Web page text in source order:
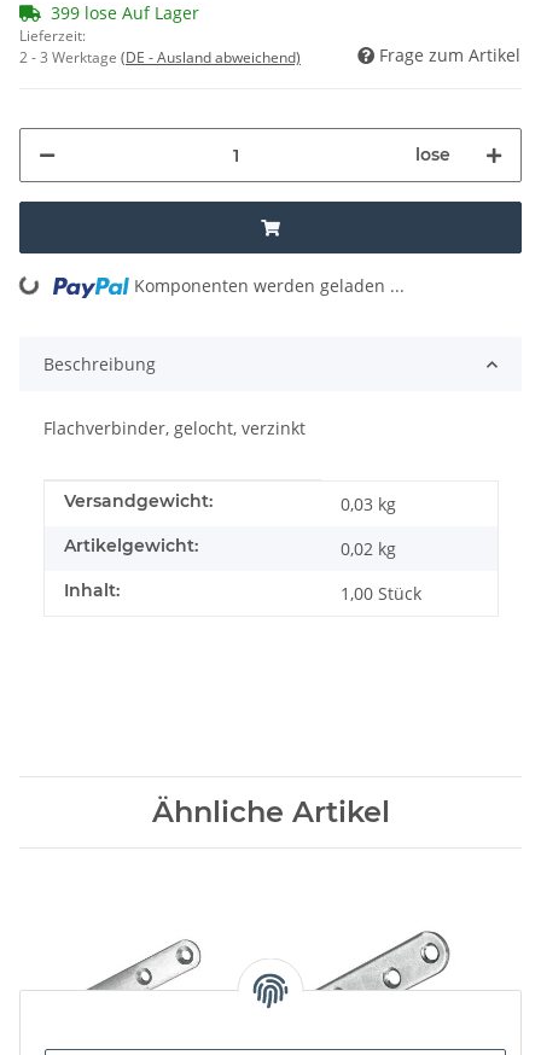
399 lose Auf Lager
Lieferzeit:
2 - 3 Werktage (DE - Ausland abweichend) Frage zum Artikel
lose
Loading... Komponenten werden geladen ...
Beschreibung
Flachverbinder, gelocht, verzinkt
Produkteigenschaft
Wert
Versandgewicht: 0,03 kg
Artikelgewicht: 0,02 kg
Inhalt: 1,00 Stück
Ähnliche Artikel